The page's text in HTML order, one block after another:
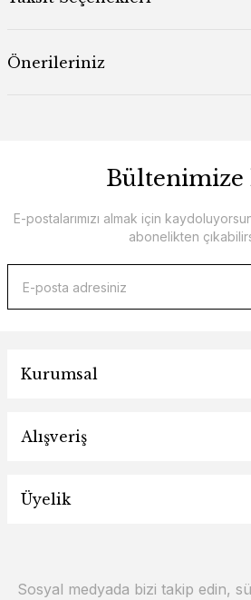
Önerileriniz
Bültenimize
E-postalarımızı almak için
abonelikten
Kurumsal
Alışveriş
Üyelik
Sosyal medyada bizi takip edin,